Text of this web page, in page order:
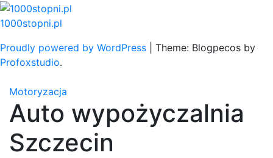
Skip
to
1000stopni.pl
Proudly powered by WordPress
Theme: Blogpecos by
Profoxstudio.
Motoryzacja
Auto wypożyczalnia
Szczecin